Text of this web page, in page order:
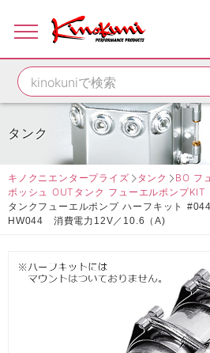
タンク
キノクニエンタープライズ タンク
BO フ
ボッシュ OUTタンク フューエルポンプKIT
タンクフューエルポンプ ハーフキット
HW044 消費電力12V／10.6（A)